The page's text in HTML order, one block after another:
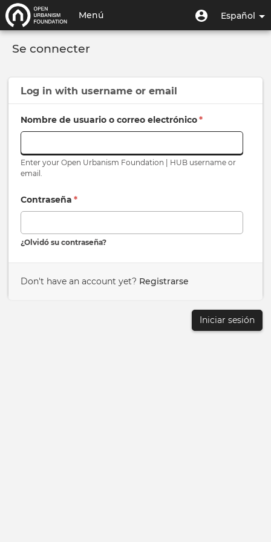
contenido
Español
Menú
de
cuenta
usuario
Menú
de
Menú
Toggle
Se connecter
Log in with username or email
Nombre de usuario o correo electrónico*
Enter your Open Urbanism Foundation | HUB username or
email.
Contraseña *
¿Olvidó su contraseña?
Don't have an account yet? Registrarse
Iniciar sesión